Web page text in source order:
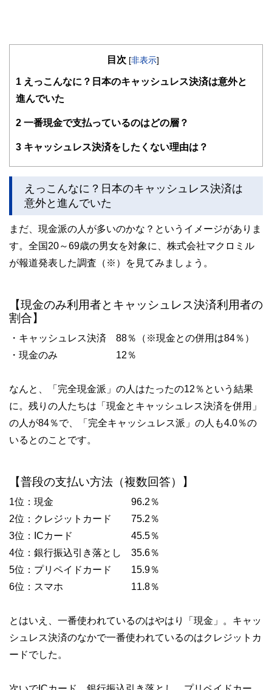
目次 [非表示]
1
えっこんなに？日本のキャッシュレス決済は意外と
進んでいた
2 一番現金で支払っているのはどの層？
3 キャッシュレス決済をしたくない理由は？
えっこんなに？日本のキャッシュレス決済は
意外と進んでいた
まだ、現金派の人が多いのかな？というイメージがありま
す。全国20～69歳の男女を対象に、株式会社マクロミル
が報道発表した調査（※）を見てみましょう。
【現金のみ利用者とキャッシュレス決済利用者の
割合】
・キャッシュレス決済 88％（※現金との併用は84％）
・現金のみ 12％
なんと、「完全現金派」の人はたったの12％という結果
に。残りの人たちは「現金とキャッシュレス決済を併用」
の人が84％で、「完全キャッシュレス派」の人も4.0％の
いるとのことです。
【普段の支払い方法（複数回答）】
1位：現金 96.2％
2位：クレジットカード 75.2％
3位：ICカード 45.5％
4位：銀行振込引き落とし 35.6％
5位：プリペイドカード 15.9％
6位：スマホ 11.8％
とはいえ、一番使われているのはやはり「現金」。キャッ
シュレス決済のなかで一番使われているのはクレジットカ
ードでした。